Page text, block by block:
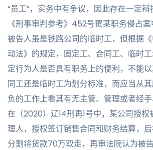
“员工”，实务中有争议，因此存在一定
《刑事审判参考》452号贺某职务侵占
被告人虽是铁路公司的临时工，但根据
动法》的规定，固定工、合同工、临时
定行为人是否具有职务上的便利，不能
同工还是临时工为划分标准，而应当从
负的工作上看其有无主管、管理或者经手
在（2020）辽14刑再1号中，某公司授
理人，授权签订销售合同和财务结算，
分割将货款70万取走，再审法院认为被